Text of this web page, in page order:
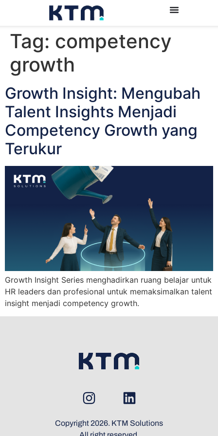
Tag: competency
growth
Growth Insight: Mengubah
Talent Insights Menjadi
Competency Growth yang
Terukur
Growth Insight Series menghadirkan ruang belajar untuk
HR leaders dan profesional untuk memaksimalkan talent
insight menjadi competency growth.
Copyright 2026. KTM Solutions